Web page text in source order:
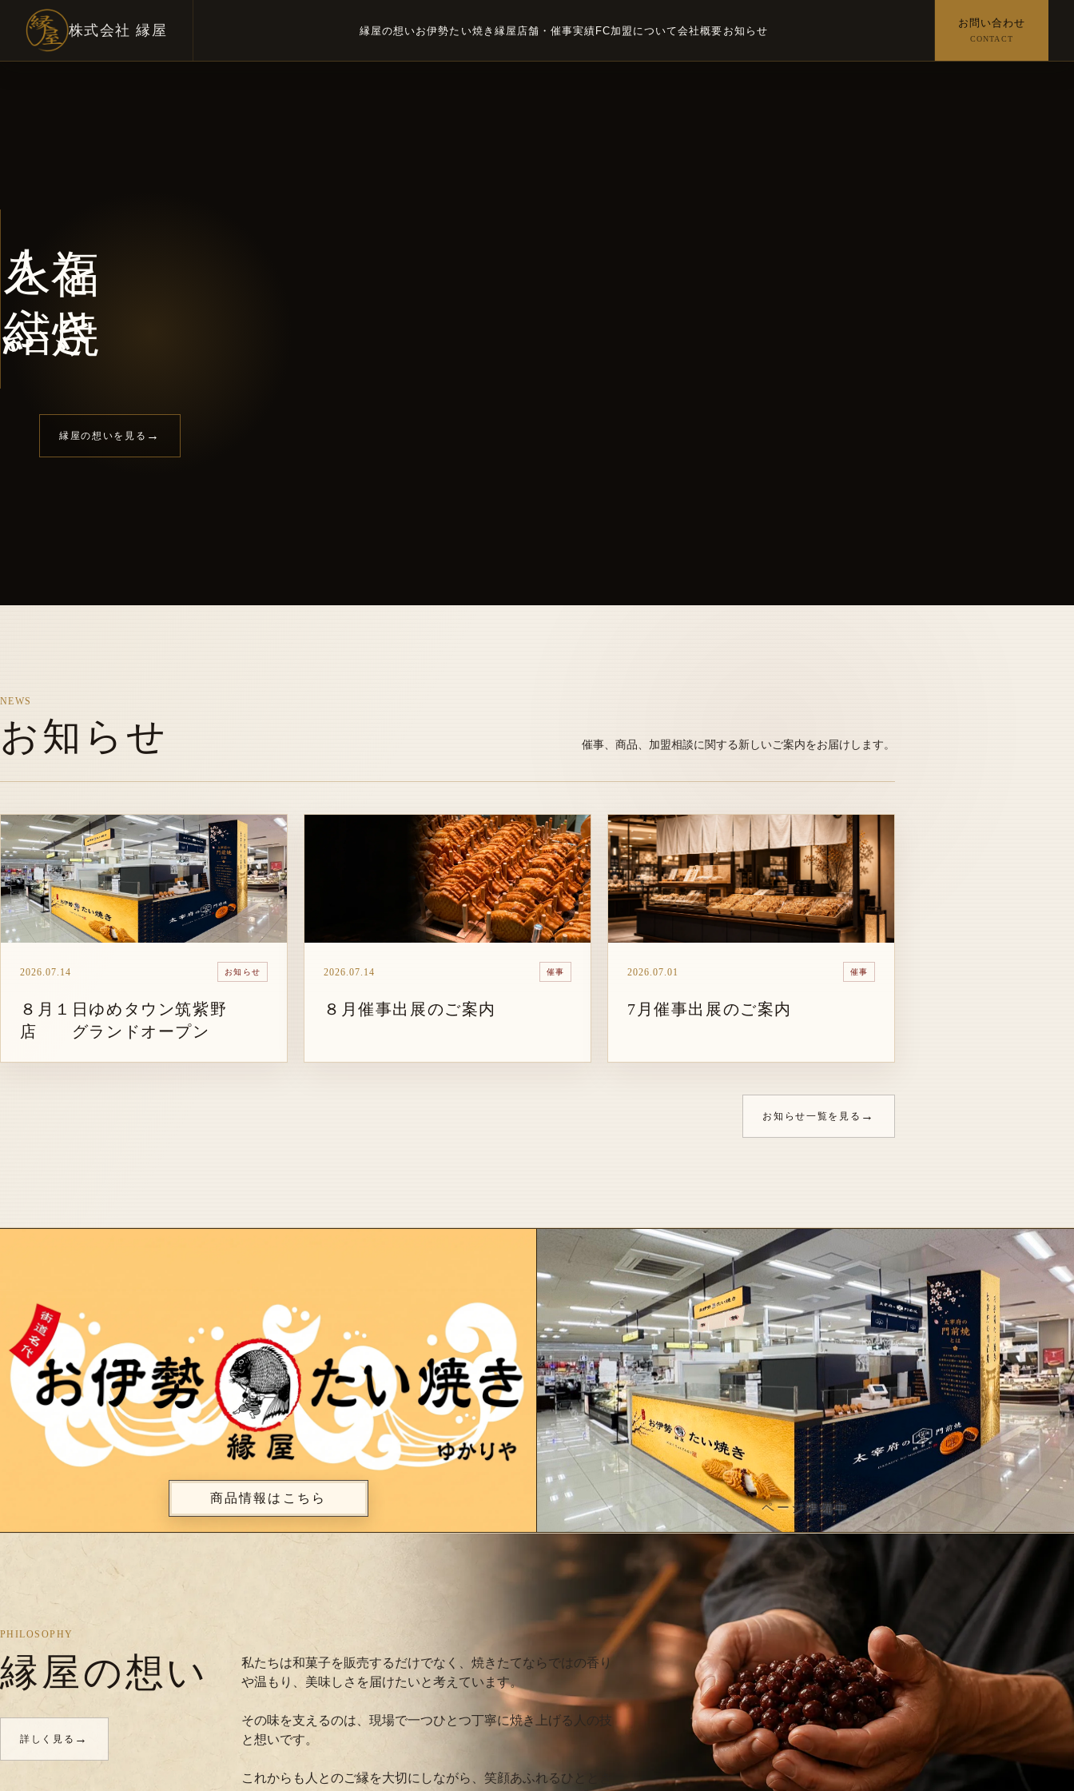
株式会社 縁屋 縁屋の想いお伊勢たい焼き縁屋 店舗・催事実績FC加盟について会社概要 お知らせ
お問い合わせ
CONTACT
福を焼き、
人を結ぶ。
縁屋の想いを見る →
NEWS
お知らせ 催事、商品、加盟相談に関する新しいご案内をお届けします。
2026.07.14 お知らせ
８月１日ゆめタウン筑紫野
店 グランドオープン
2026.07.14 催事
８月催事出展のご案内
2026.07.01 催事
7月催事出展のご案内
お知らせ一覧を見る →
商品情報はこちら
ページ準備中
PHILOSOPHY
縁屋の想い
詳しく見る →
私たちは和菓子を販売するだけでなく、焼きたてならではの香り
や温もり、美味しさを届けたいと考えています。
その味を支えるのは、現場で一つひとつ丁寧に焼き上げる人の技
と想いです。
これからも人とのご縁を大切にしながら、笑顔あふれるひととき